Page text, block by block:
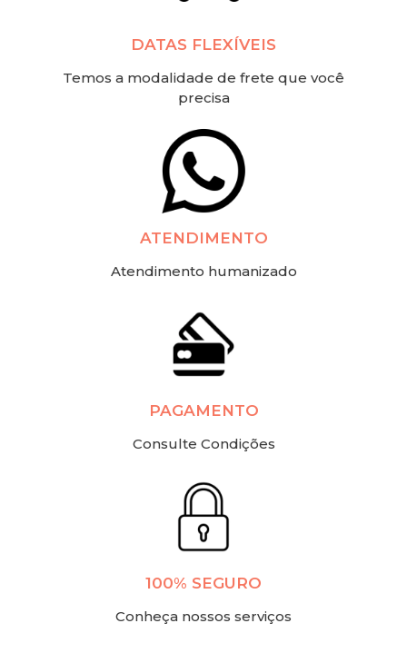
DATAS FLEXÍVEIS
Temos a modalidade de frete que você
precisa
ATENDIMENTO
Atendimento humanizado
PAGAMENTO
Consulte Condições
100% SEGURO
Conheça nossos serviços